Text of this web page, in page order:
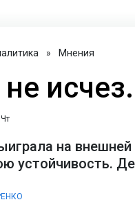
» Мнения
на
устойчивость.